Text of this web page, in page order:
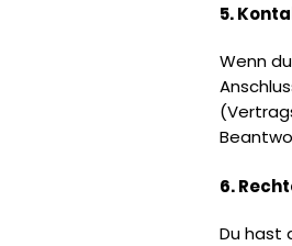
5.
Wenn
6.
Du hast